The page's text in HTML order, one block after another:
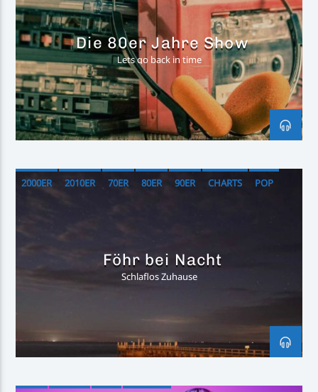
Handystream
Die 80er Jahre Show
Lets go back in time
2000ER 2010ER 70ER 80ER 90ER CHARTS POP
Föhr bei Nacht
Schlaflos Zuhause